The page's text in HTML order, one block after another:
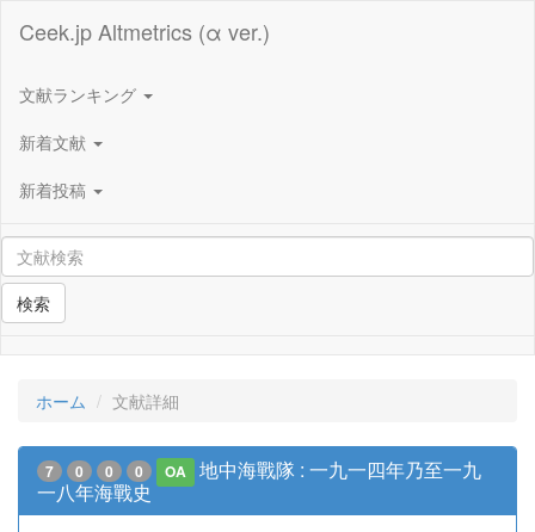
Ceek.jp Altmetrics (α ver.)
文献ランキング
新着文献
新着投稿
検索
ホーム 文献詳細
7 0 0 0 OA
地中海戰隊 : 一九一四年乃至一九
一八年海戰史